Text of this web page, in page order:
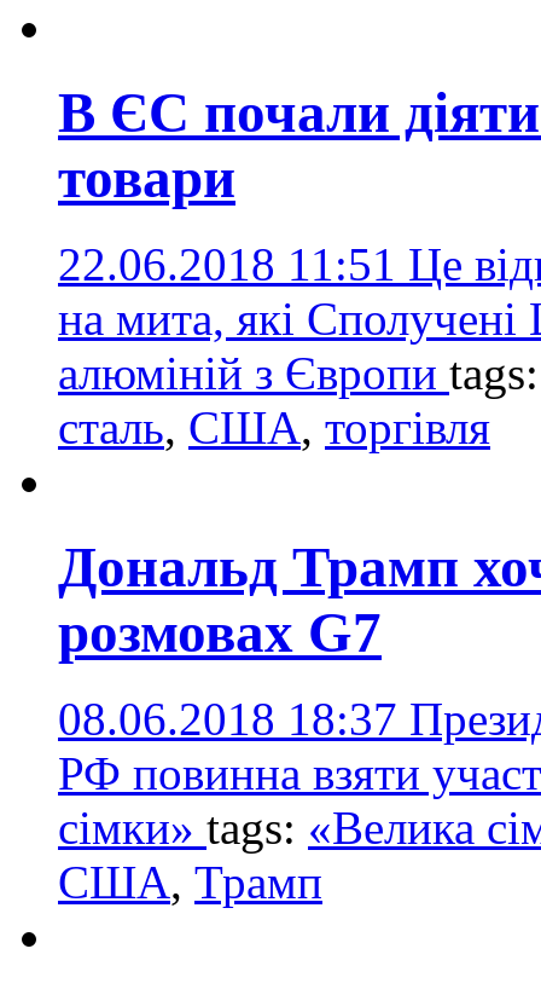
В ЄС почали
товари
22.06.2018 11:51 Це
на мита, які Сполучені
алюміній з Європи
сталь, США, торгівля
Дональд Трамп
розмовах G7
08.06.2018 18:37
РФ повинна взяти
сімки» tags: «Велика
США, Трамп